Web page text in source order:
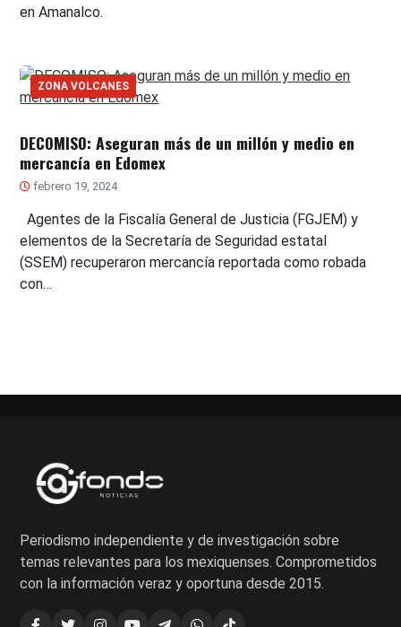
en Amanalco.
ZONA VOLCANES
DECOMISO: Aseguran más de un millón y medio en
mercancía en Edomex
febrero 19, 2024
Agentes de la Fiscalía General de Justicia (FGJEM) y
elementos de la Secretaría de Seguridad estatal
(SSEM) recuperaron mercancía reportada como robada
con…
Periodismo independiente y de investigación sobre
temas relevantes para los mexiquenses. Comprometidos
con la información veraz y oportuna desde 2015.